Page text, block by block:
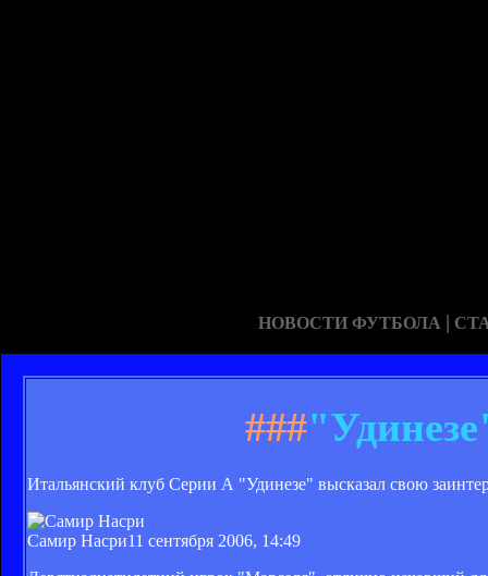
НОВОСТИ ФУТБОЛА |
###
Итальянский клуб Серии А "Удинезе" высказал свою
Самир Насри11 сентября 2006, 14:49